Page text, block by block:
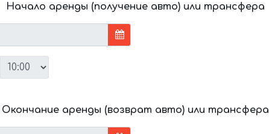
Начало аренды (получение авто) или трансфера
Окончание аренды (возврат авто) или трансфера